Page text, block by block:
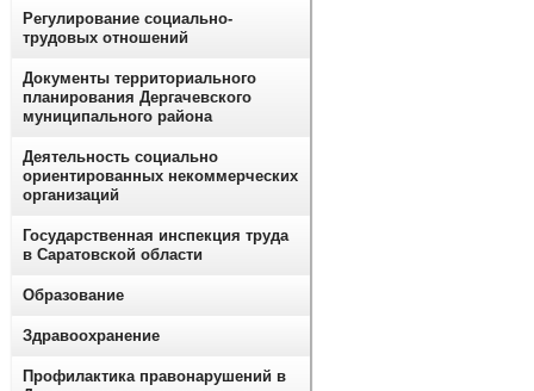
Регулирование социально-
трудовых отношений
Документы территориального
планирования Дергачевского
муниципального района
Деятельность социально
ориентированных некоммерческих
организаций
Государственная инспекция труда
в Саратовской области
Образование
Здравоохранение
Профилактика правонарушений в